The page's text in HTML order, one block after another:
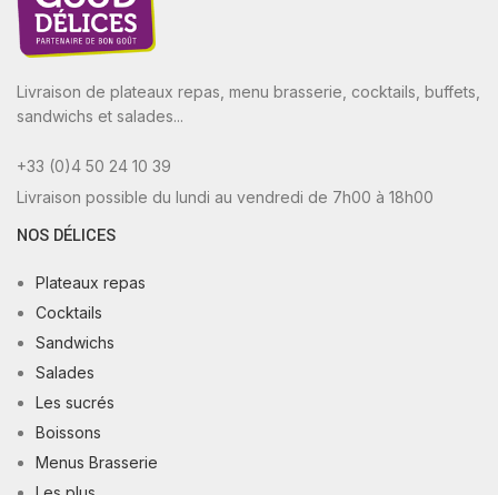
Livraison de plateaux repas, menu brasserie, cocktails, buffets,
sandwichs et salades...
+33 (0)4 50 24 10 39
Livraison possible du lundi au vendredi de 7h00 à 18h00
NOS DÉLICES
Plateaux repas
Cocktails
Sandwichs
Salades
Les sucrés
Boissons
Menus Brasserie